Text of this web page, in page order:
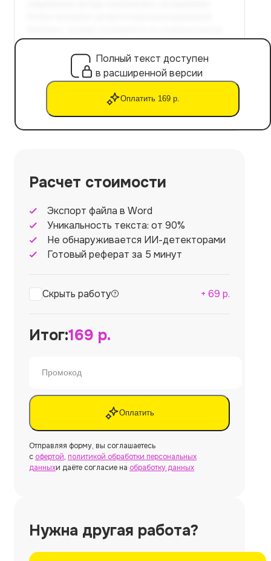
Полный текст доступен
в расширенной версии
Оплатить 169 р.
Расчет стоимости
Экспорт файла в Word
Уникальность текста: от 90%
Не обнаруживается ИИ-детекторами
Готовый реферат за 5 минут
Скрыть работу + 69 р.
Итог:169 р.
Оплатить
Отправляя форму, вы соглашаетесь
с офертой, политикой обработки персональных
данныхи даёте согласие на обработку данных
Нужна другая работа?